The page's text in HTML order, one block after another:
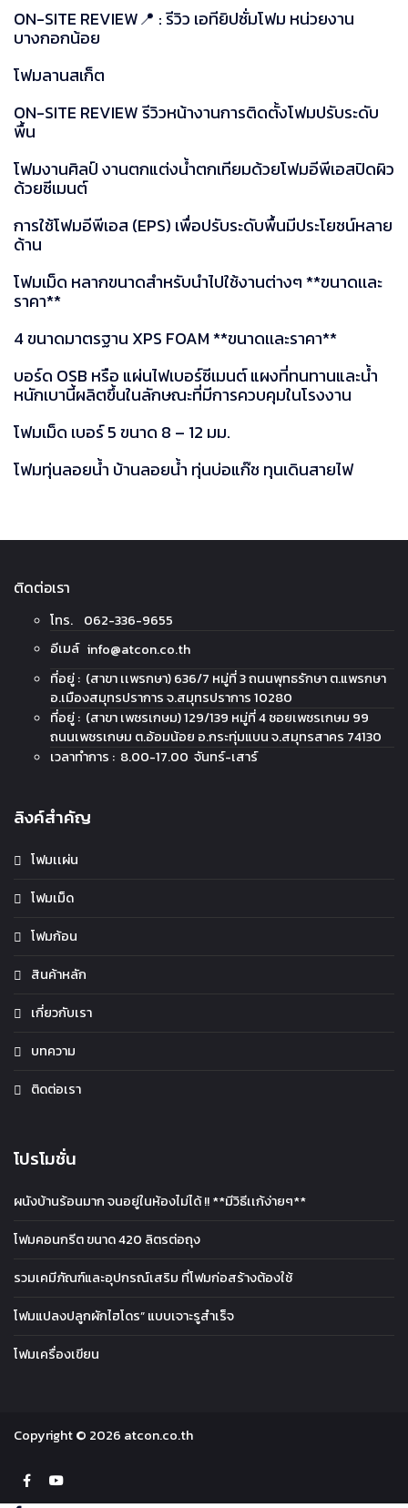
ON-SITE REVIEW📍 : รีวิว เอทียิปซั่มโฟม หน่วยงาน
บางกอกน้อย
โฟมลานสเก็ต
ON-SITE REVIEW รีวิวหน้างานการติดตั้งโฟมปรับระดับ
พื้น
โฟมงานศิลป์ งานตกแต่งน้ำตกเทียมด้วยโฟมอีพีเอสปิดผิว
ด้วยซีเมนต์
การใช้โฟมอีพีเอส (EPS) เพื่อปรับระดับพื้นมีประโยชน์หลาย
ด้าน
โฟมเม็ด หลากขนาดสำหรับนำไปใช้งานต่างๆ **ขนาดเเละ
ราคา**
4 ขนาดมาตรฐาน XPS FOAM **ขนาดเเละราคา**
บอร์ด OSB หรือ แผ่นไฟเบอร์ซีเมนต์ แผงที่ทนทานและน้ำ
หนักเบานี้ผลิตขึ้นในลักษณะที่มีการควบคุมในโรงงาน
โฟมเม็ด เบอร์ 5 ขนาด 8 – 12 มม.
โฟมทุ่นลอยน้ำ บ้านลอยน้ำ ทุ่นบ่อแก๊ช ทุนเดินสายไฟ
ติดต่อเรา
โทร. 062-336-9655
อีเมล์ info@atcon.co.th
ที่อยู่ : (สาขา เเพรกษา) 636/7 หมู่ที่ 3 ถนนพุทธรักษา ต.แพรกษา
อ.เมืองสมุทรปราการ จ.สมุทรปราการ 10280
ที่อยู่ : (สาขา เพชรเกษม) 129/139 หมู่ที่ 4 ซอยเพชรเกษม 99
ถนนเพชรเกษม ต.อ้อมน้อย อ.กระทุ่มแบน จ.สมุทรสาคร 74130
เวลาทำการ : 8.00-17.00 จันทร์-เสาร์
ลิงค์สำคัญ
โฟมเเผ่น
โฟมเม็ด
โฟมก้อน
สินค้าหลัก
เกี่ยวกับเรา
บทความ
ติดต่อเรา
โปรโมชั่น
ผนังบ้านร้อนมาก จนอยู่ในห้องไม่ได้ !! **มีวิธีเเก้ง่ายๆ**
โฟมคอนกรีต ขนาด 420 ลิตรต่อถุง
รวมเคมีภัณฑ์และอุปกรณ์เสริม ที่โฟมก่อสร้างต้องใช้
โฟมแปลงปลูกผักไฮโดร” แบบเจาะรูสำเร็จ
โฟมเครื่องเขียน
Copyright © 2026 atcon.co.th